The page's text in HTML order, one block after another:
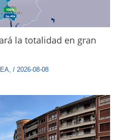
la totalidad en gran
, / 2026-08-08